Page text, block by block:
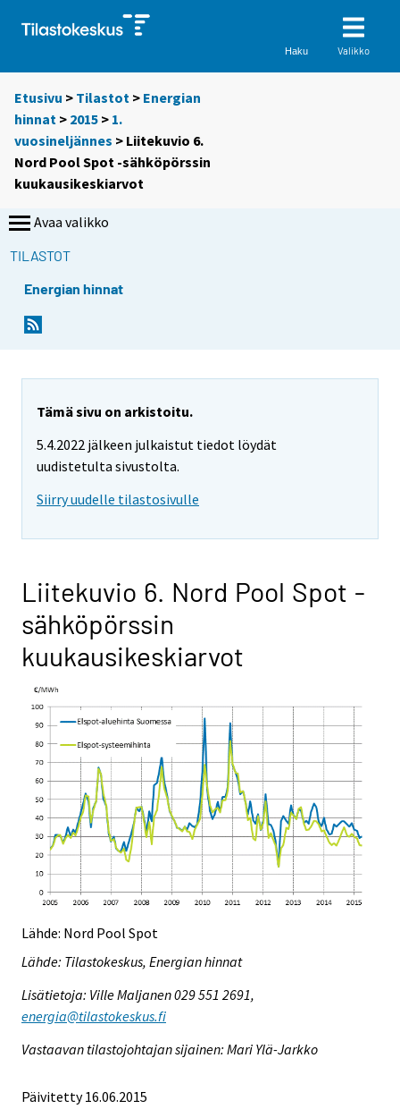
Haku Valikko
Etusivu > Tilastot > Energian
hinnat > 2015 > 1.
vuosineljännes > Liitekuvio 6.
Nord Pool Spot -sähköpörssin
kuukausikeskiarvot
Avaa valikko
TILASTOT
Energian hinnat
Tämä sivu on arkistoitu.
5.4.2022 jälkeen julkaistut tiedot löydät
uudistetulta sivustolta.
Siirry uudelle tilastosivulle
Liitekuvio 6. Nord Pool Spot -
sähköpörssin
kuukausikeskiarvot
Lähde: Nord Pool Spot
Lähde: Tilastokeskus, Energian hinnat
Lisätietoja: Ville Maljanen 029 551 2691,
energia@tilastokeskus.fi
Vastaavan tilastojohtajan sijainen: Mari Ylä-Jarkko
Päivitetty 16.06.2015